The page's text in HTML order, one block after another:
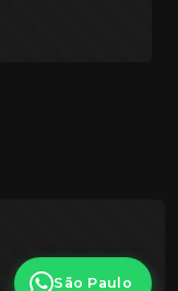
São Paulo